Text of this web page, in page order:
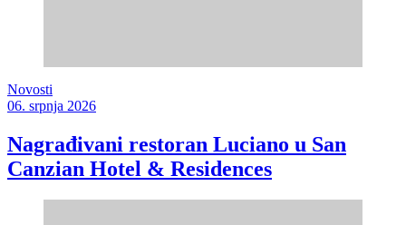
Novosti
06. srpnja 2026
Nagrađivani restoran Luciano u San
Canzian Hotel & Residences